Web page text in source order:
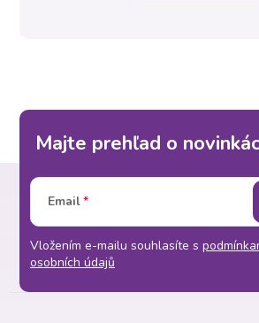
Majte prehľad o
Email
Vložením e-mailu souhlasíte s
osobních údajů